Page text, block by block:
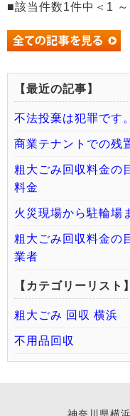
■該当件数1件中＜1
【最近の記事】
不法投棄は犯罪です
商業テナントでの残
粗大ごみ回収料金の
料金
火災現場から駐輪場
粗大ごみ回収料金の
業者
【カテゴリーリスト】
粗大ごみ 回収 横浜
不用品回収